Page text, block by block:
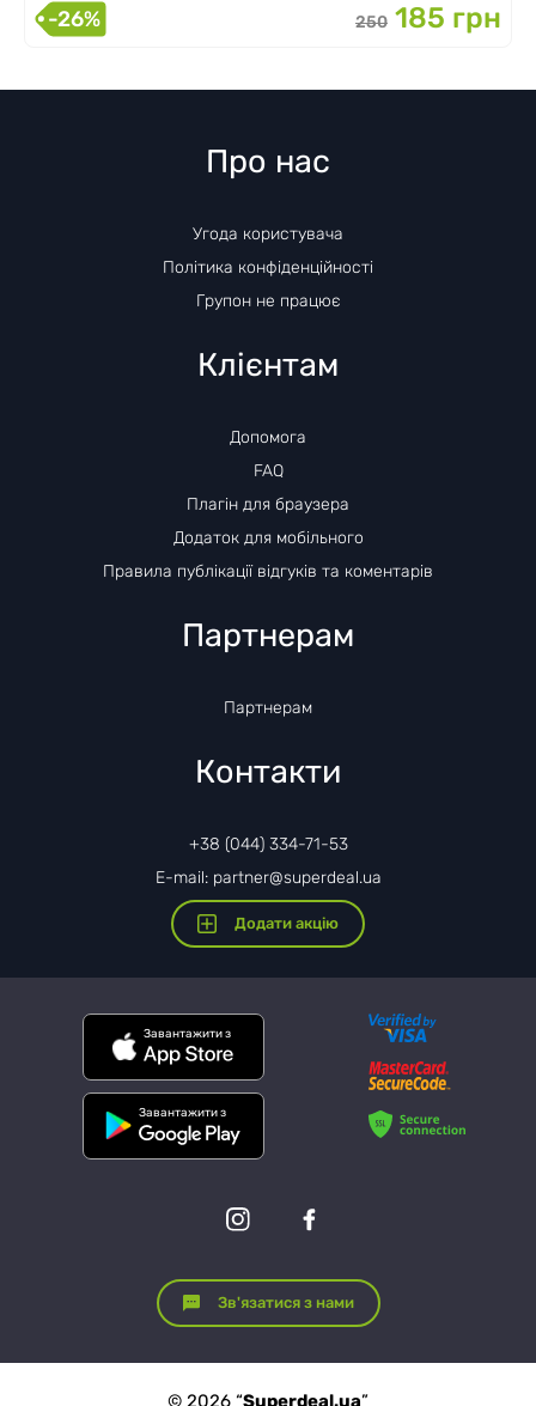
-26% 250 185 грн
Про нас
Угода користувача
Політика конфіденційності
Групон не працює
Клієнтам
Допомога
FAQ
Плагін для браузера
Додаток для мобільного
Правила публікації відгуків та коментарів
Партнерам
Партнерам
Контакти
+38 (044) 334-71-53
E-mail: partner@superdeal.ua
Додати акцію
Завантажити з
Завантажити з
Зв'язатися з нами
© 2026 “Superdeal.ua”